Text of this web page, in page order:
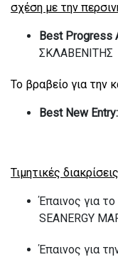
σχέση με την
Best Progress
ΣΚΛΑΒΕΝΙΤΗΣ
Το βραβείο για την
Best New Entry:
Τιμητικές
Έπαινος για το
SEANERGY
Έπαινος για